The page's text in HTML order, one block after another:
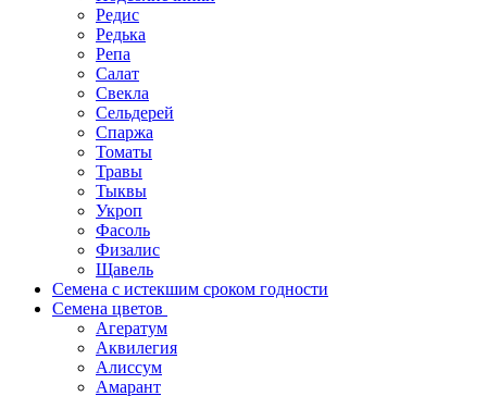
Редис
Редька
Репа
Салат
Свекла
Сельдерей
Спаржа
Томаты
Травы
Тыквы
Укроп
Фасоль
Физалис
Щавель
Семена с истекшим сроком годности
Семена цветов
Агератум
Аквилегия
Алиссум
Амарант